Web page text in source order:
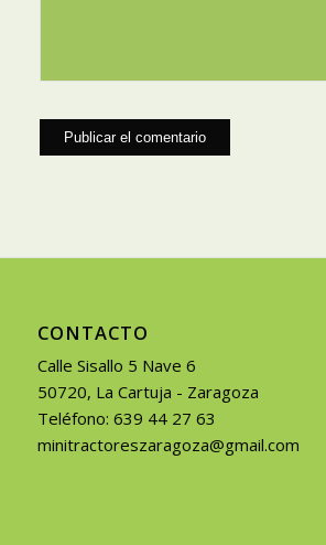
CONTACTO
Calle Sisallo 5 Nave 6
50720, La Cartuja - Zaragoza
Teléfono: 639 44 27 63
minitractoreszaragoza@gmail.com